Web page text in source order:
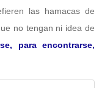
las hamacas de
no tengan ni idea de
para encontrarse,